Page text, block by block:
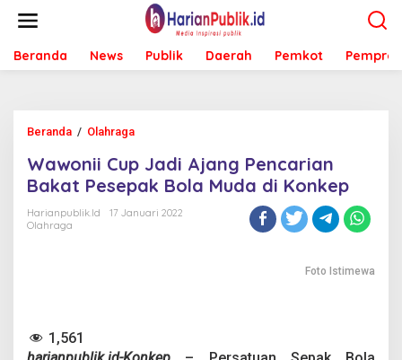
t
Beranda News Publik Daerah Pemkot Pemprov
Beranda / Olahraga
w
o
n
i
Wawonii Cup Jadi Ajang Pencarian
Bakat Pesepak Bola Muda di Konkep
Harianpublik.id
17 Januari 2022
Olahraga
Foto Istimewa
1,561